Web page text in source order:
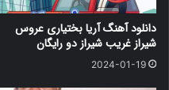
دانلود آهنگ آریا بختیاری عروس
شیراز غریب شیراز دو رایگان
2024-01-19